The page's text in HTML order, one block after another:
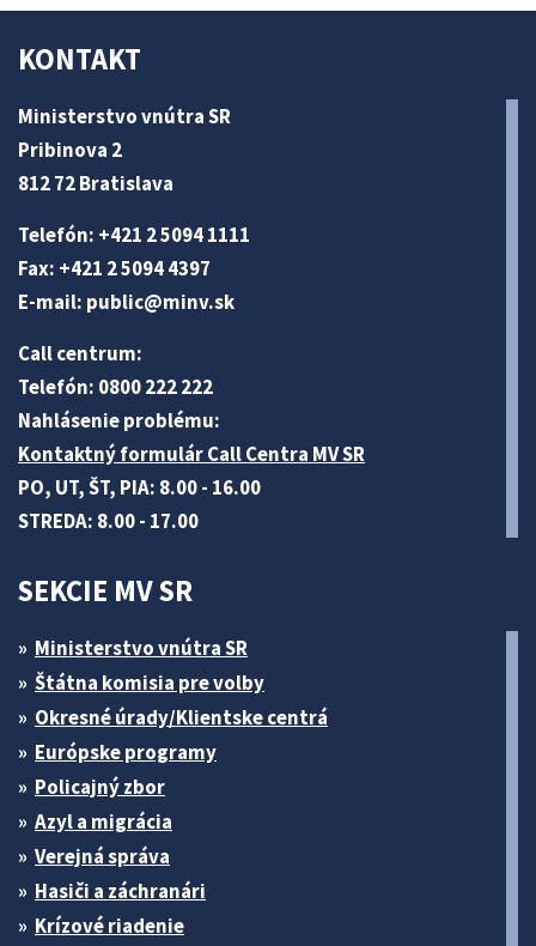
KONTAKT
Ministerstvo vnútra SR
Pribinova 2
812 72 Bratislava
Telefón: +421 2 5094 1111
Fax: +421 2 5094 4397
E-mail: public@minv.sk
Call centrum:
Telefón: 0800 222 222
Nahlásenie problému:
Kontaktný formulár Call Centra MV SR
PO, UT, ŠT, PIA: 8.00 - 16.00
STREDA: 8.00 - 17.00
SEKCIE MV SR
Ministerstvo vnútra SR
Štátna komisia pre volby
Okresné úrady/Klientske centrá
Európske programy
Policajný zbor
Azyl a migrácia
Verejná správa
Hasiči a záchranári
Krízové riadenie